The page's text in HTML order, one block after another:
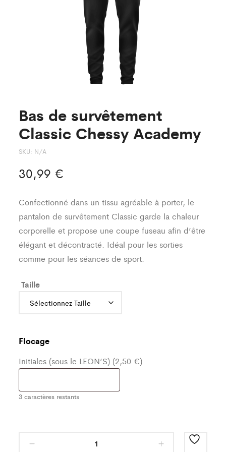
Bas de survêtement
Classic Chessy Academy
SKU: N/A
30,99 €
Confectionné dans un tissu agréable à porter, le
pantalon de survêtement Classic garde la chaleur
corporelle et propose une coupe fuseau afin d’être
élégant et décontracté. Idéal pour les sorties
comme pour les séances de sport.
Taille
Flocage
Initiales (sous le LEON’S) (2,50 €)
3 caractères restants